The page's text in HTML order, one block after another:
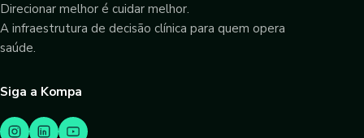
Direcionar melhor é cuidar melhor.
A infraestrutura de decisão clínica para quem opera
saúde.
Siga a Kompa